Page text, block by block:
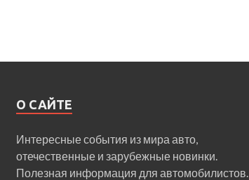
О САЙТЕ
Интересные события из мира авто,
отечественные и зарубежные новинки.
Полезная информация для автомобилистов.